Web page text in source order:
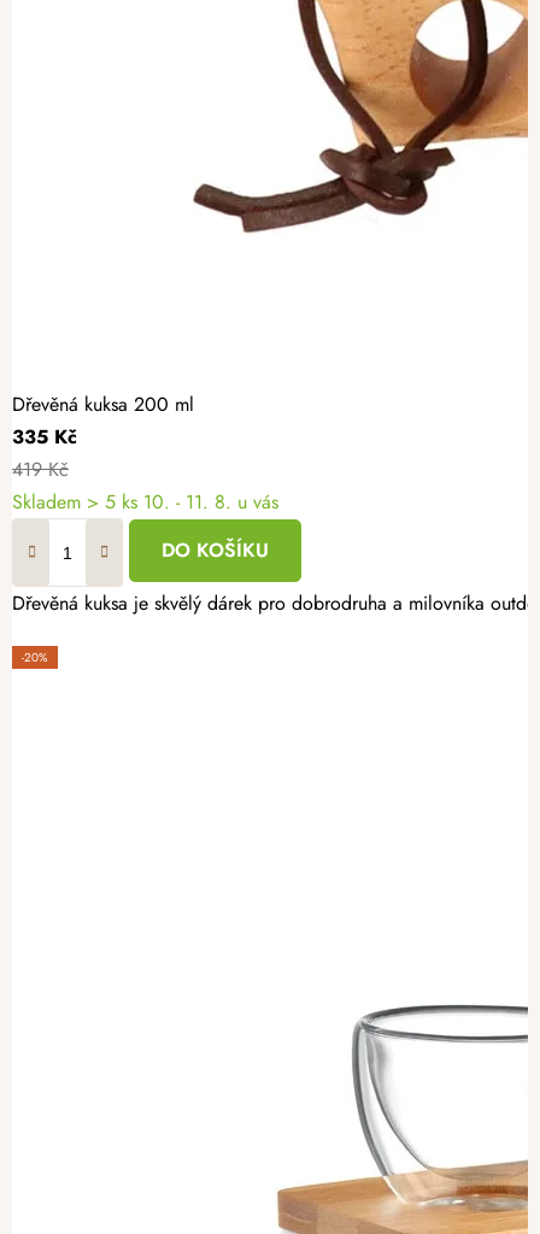
Dřevěná kuksa 200 ml
335 Kč
419 Kč
Skladem > 5 ks 10. - 11. 8. u vás
DO KOŠÍKU
Dřevěná kuksa je skvělý dárek pro dobrodruha a milovníka
-20%